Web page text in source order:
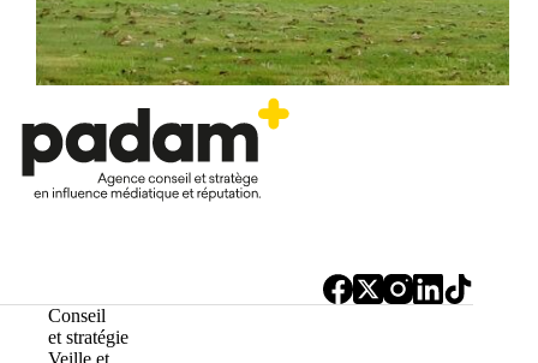
Conseil
et stratégie
Veille et